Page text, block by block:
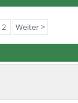
2 Weiter >